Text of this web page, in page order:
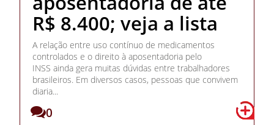
R$ 8.400; veja a lista
A relação entre uso contínuo de medicamentos
controlados e o direito à aposentadoria pelo
INSS ainda gera muitas dúvidas entre trabalhadores
brasileiros. Em diversos casos, pessoas que convivem
diaria...
0